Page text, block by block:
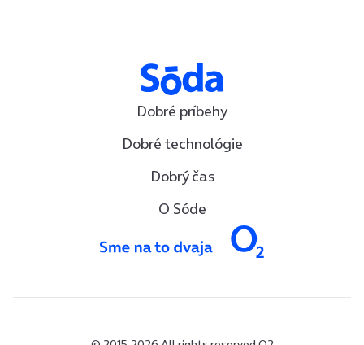
Dobré príbehy
Dobré technológie
Dobrý čas
O Sóde